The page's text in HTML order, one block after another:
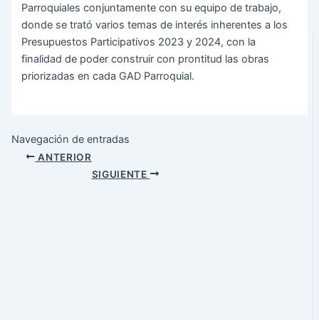
Parroquiales conjuntamente con su equipo de trabajo,
donde se trató varios temas de interés inherentes a los
Presupuestos Participativos 2023 y 2024, con la
finalidad de poder construir con prontitud las obras
priorizadas en cada GAD Parroquial.
Navegación de entradas
ANTERIOR
SIGUIENTE